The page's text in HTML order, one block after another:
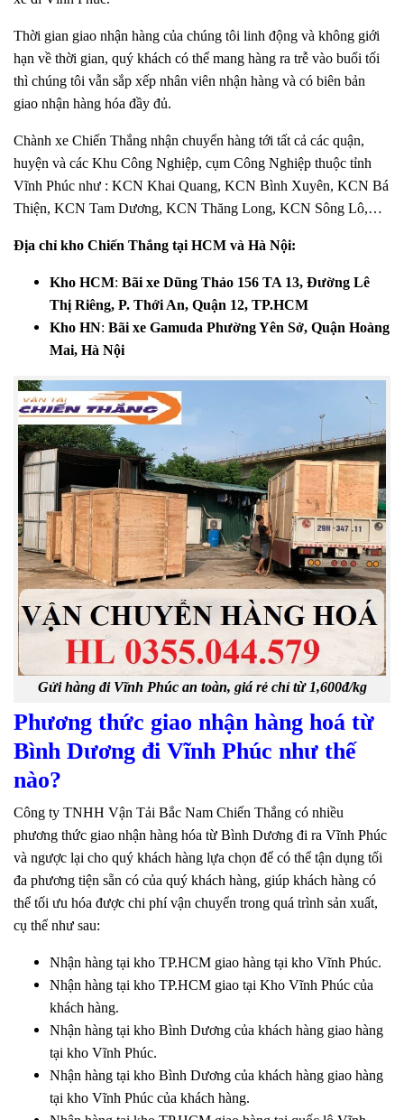
Thời gian giao nhận hàng của chúng tôi linh động và không giới
hạn về thời gian, quý khách có thể mang hàng ra trễ vào buổi tối
thì chúng tôi vẫn sắp xếp nhân viên nhận hàng và có biên bản
giao nhận hàng hóa đầy đủ.
Chành xe Chiến Thắng nhận chuyển hàng tới tất cả các quận,
huyện và các Khu Công Nghiệp, cụm Công Nghiệp thuộc tỉnh
Vĩnh Phúc như : KCN Khai Quang, KCN Bình Xuyên, KCN Bá
Thiện, KCN Tam Dương, KCN Thăng Long, KCN Sông Lô,…
Địa chỉ kho Chiến Thắng tại HCM và Hà Nội:
Kho HCM: Bãi xe Dũng Thảo 156 TA 13, Đường Lê
Thị Riêng, P. Thới An, Quận 12, TP.HCM
Kho HN: Bãi xe Gamuda Phường Yên Sở, Quận Hoàng
Mai, Hà Nội
Gửi hàng đi Vĩnh Phúc an toàn, giá rẻ chỉ từ 1,600đ/kg
Phương thức giao nhận hàng hoá từ
Bình Dương đi Vĩnh Phúc như thế
nào?
Công ty TNHH Vận Tải Bắc Nam Chiến Thắng có nhiều
phương thức giao nhận hàng hóa từ Bình Dương đi ra Vĩnh Phúc
và ngược lại cho quý khách hàng lựa chọn để có thể tận dụng tối
đa phương tiện sẵn có của quý khách hàng, giúp khách hàng có
thể tối ưu hóa được chi phí vận chuyển trong quá trình sản xuất,
cụ thể như sau:
Nhận hàng tại kho TP.HCM giao hàng tại kho Vĩnh Phúc.
Nhận hàng tại kho TP.HCM giao tại Kho Vĩnh Phúc của
khách hàng.
Nhận hàng tại kho Bình Dương của khách hàng giao hàng
tại kho Vĩnh Phúc.
Nhận hàng tại kho Bình Dương của khách hàng giao hàng
tại kho Vĩnh Phúc của khách hàng.